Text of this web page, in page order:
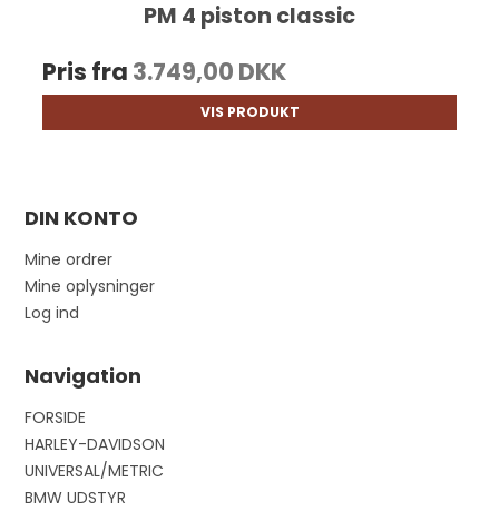
PM 4 piston classic
Pris fra 3.749,00 DKK
VIS PRODUKT
DIN KONTO
Mine ordrer
Mine oplysninger
Log ind
Navigation
FORSIDE
HARLEY-DAVIDSON
UNIVERSAL/METRIC
BMW UDSTYR